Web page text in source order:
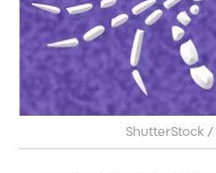
/
ShutterStock